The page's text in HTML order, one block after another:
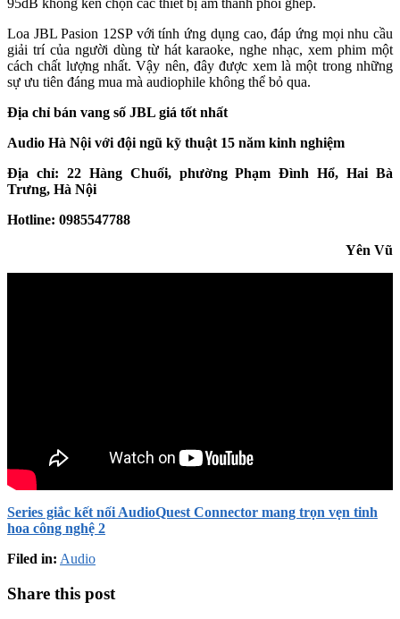
95dB không kén chọn các thiết bị âm thanh phối ghép.
Loa JBL Pasion 12SP với tính ứng dụng cao, đáp ứng mọi nhu cầu
giải trí của người dùng từ hát karaoke, nghe nhạc, xem phim một
cách chất lượng nhất. Vậy nên, đây được xem là một trong những
sự ưu tiên đáng mua mà audiophile không thể bỏ qua.
Địa chỉ bán vang số JBL giá tốt nhất
Audio Hà Nội với đội ngũ kỹ thuật 15 năm kinh nghiệm
Địa chỉ: 22 Hàng Chuối, phường Phạm Đình Hổ, Hai Bà
Trưng, Hà Nội
Hotline: 0985547788
Yên Vũ
Series giắc kết nối AudioQuest Connector mang trọn vẹn tinh
hoa công nghệ 2
Filed in: Audio
Share this post